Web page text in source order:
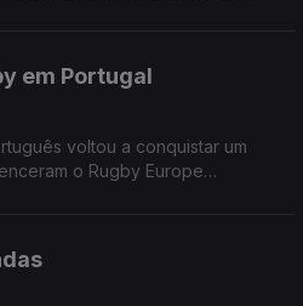
em Portugal
voltou a conquistar um
o Rugby Europe